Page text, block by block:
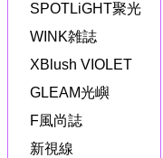
SPOTLiGHT聚光
WINK雑誌
XBlush VIOLET
GLEAM光嶼
F風尚誌
新視線